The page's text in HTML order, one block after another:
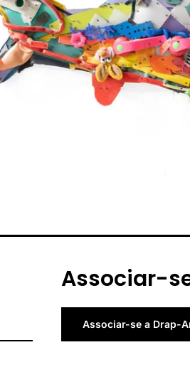
Associar-
Associar-se a Drap-